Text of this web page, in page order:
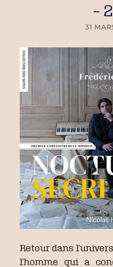
–
31
Retour dans
l’homme qui a